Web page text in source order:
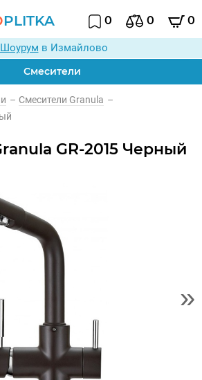
PLITKA 0 0 0
Шоурум в Измайлово
Смесители
– Смесители Granula –
GR-2015 Черный
»